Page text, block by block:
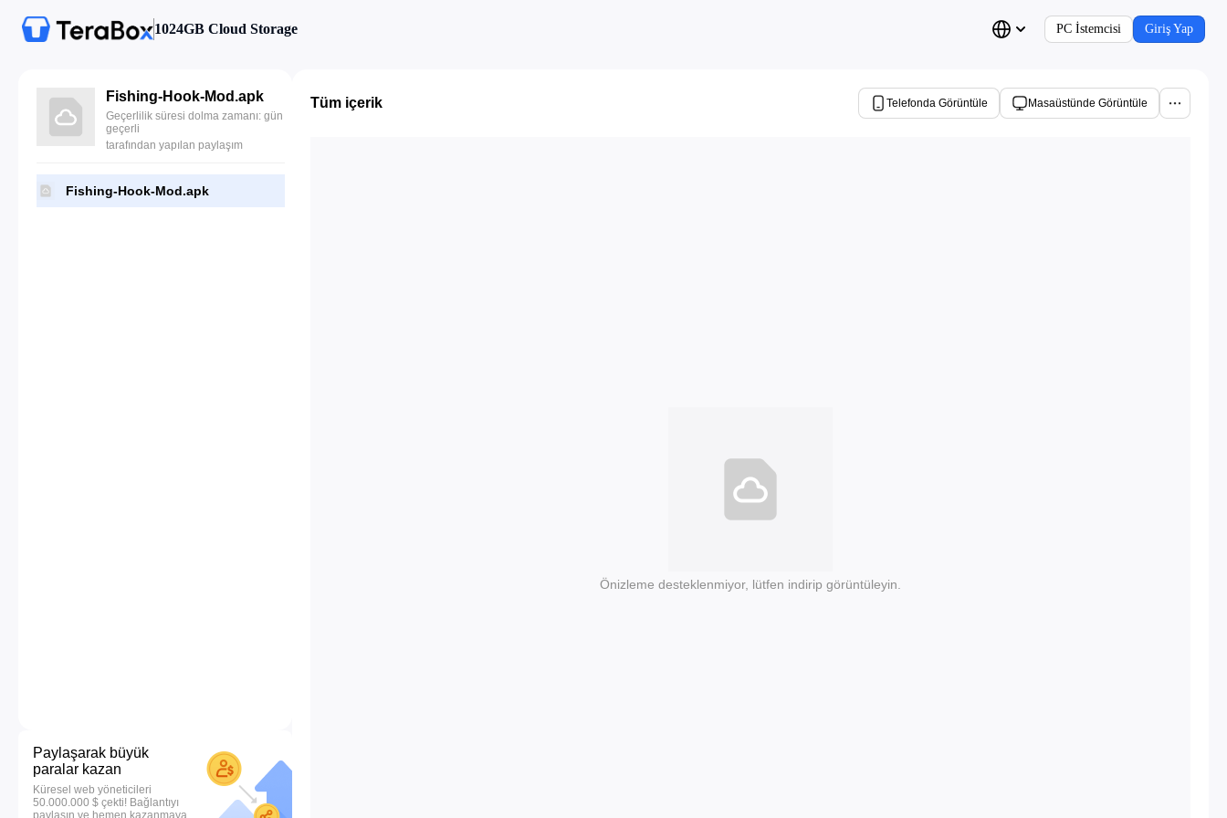
1024GB Cloud Storage PC İstemcisi Giriş Yap
Fishing-Hook-Mod.apk
Geçerlilik süresi dolma zamanı: gün
geçerli
tarafından yapılan paylaşım
Fishing-Hook-Mod.apk
Paylaşarak büyük
paralar kazan
Küresel web yöneticileri
50.000.000 $ çekti! Bağlantıyı
paylaşın ve hemen kazanmaya
Tüm içerik Telefonda Görüntüle Masaüstünde Görüntüle
Önizleme desteklenmiyor, lütfen indirip görüntüleyin.